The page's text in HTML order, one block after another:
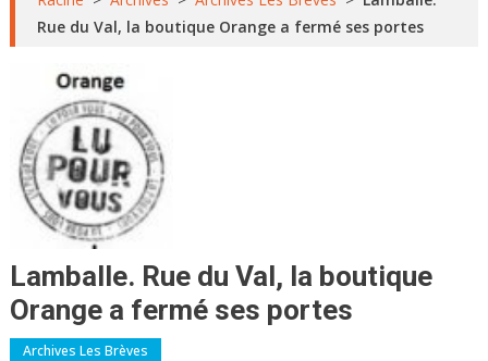
Rue du Val, la boutique Orange a fermé ses portes
Lamballe. Rue du Val, la boutique
Orange a fermé ses portes
Archives Les Brèves